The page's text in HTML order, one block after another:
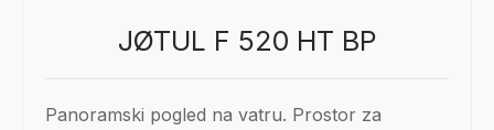
JØTUL F 520 HT BP
Panoramski pogled na vatru. Prostor za